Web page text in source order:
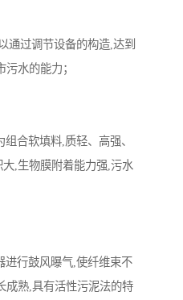
通过调节设备的构造,达到
水的能力；
合软填料,质轻、高强、
,生物膜附着能力强,污水
进行鼓风曝气,使纤维束不
成熟,具有活性污泥法的特